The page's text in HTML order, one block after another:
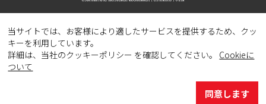
Copyright © 2023 PERSONNEL CONSULTANT MANPOWER.
All Rights Reserved.
当サイトでは、お客様により適したサービスを提供するため、クッ
キーを利用しています。
詳細は、当社のクッキーポリシー を確認してください。 Cookieに
ついて
同意します